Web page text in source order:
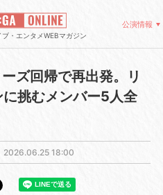
ブ・エンタメWEBマガジン
公演情報
ズ回帰で再出発。リ
挑むメンバー5人全
2026.06.25 18:00